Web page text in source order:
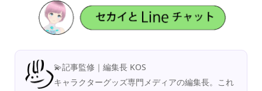
💫記事監修｜編集長 KOS
キャラクターグッズ専門メディアの編集長。これ